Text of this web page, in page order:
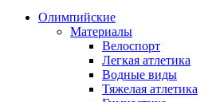
Олимпийские
Материалы
Велоспорт
Легкая атлетика
Водные виды
Тяжелая атлетика